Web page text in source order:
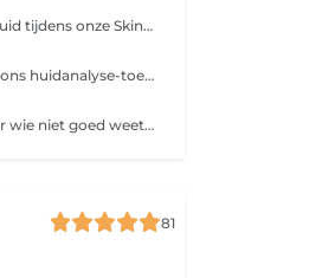
Leer alles over de juiste skincare voor jouw huid tijdens onze Skincare Workshop. Ontdek hoe je een doeltreffende routine opbouwt, welke ingrediënten écht werken en krijg praktische tips van onze huidspecialisten. Je kan alleen deelnemen of er een gezellige en leerrijke avond van maken met vriendinnen.
Bij deze behandeling maken we gebruik van ons huidanalyse-toestel. Hiermee kunnen we jouw huid grondig analyseren en zien we onder andere vochtgehalte, talgproductie, eventuele huidschade en andere huidcondities. Op basis van deze analyse geven we een persoonlijk huidadvies en bespreken we welke behandelingen en producten het beste aansluiten bij de noden van jouw huid.
De Meet & Treat is de ideale behandeling voor wie niet goed weet wat de huid precies nodig heeft. Ideaal als nieuwe klant. Bij deze behandeling maken we gebruik van ons huidanalyse-toestel. Hiermee kunnen we jouw huid grondig analyseren en zien we onder andere vochtgehalte, talgproductie, eventuele huidschade en andere huidcondities. Op basis van deze analyse geven we een persoonlijk huidadvies en bespreken we welke behandelingen en producten het beste aansluiten bij de noden van jouw huid. Daarna krijg je een basis gelaatsverzorging. We combineren reiniging, exfoliatie, masker en verzorgende producten voor een goede start te bekomen. Na afloop krijg je persoonlijk advies over de beste verzorging voor jouw huid en welke behandeling het beste past bij je huidnoden.
81